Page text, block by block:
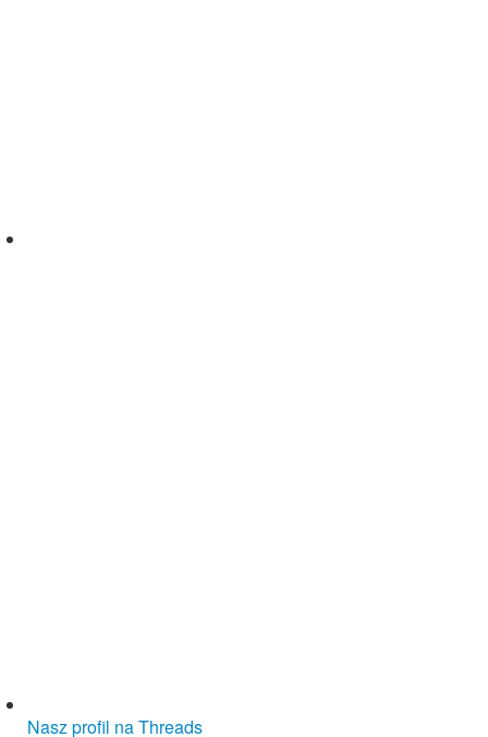
Nasz profil na Threads